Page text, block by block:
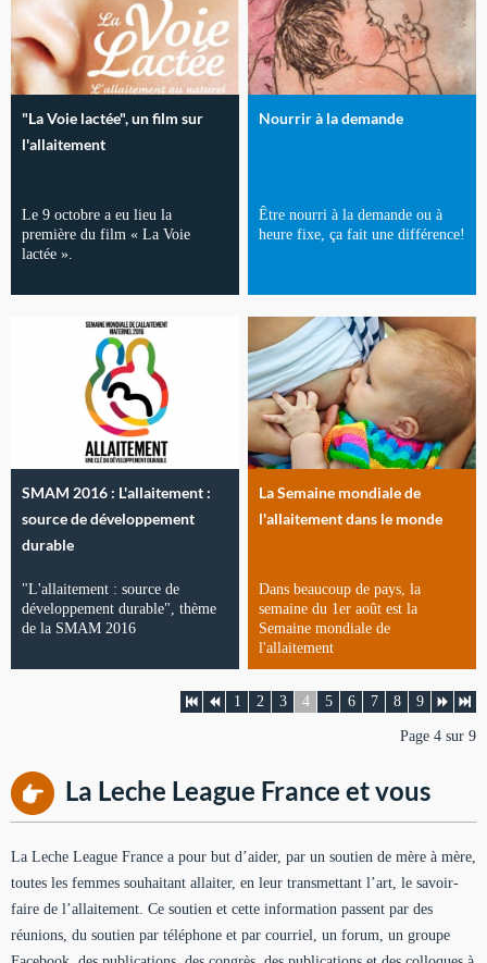
"La Voie lactée", un film sur
l'allaitement
Le 9 octobre a eu lieu la
première du film « La Voie
lactée ».
Nourrir à la demande
Être nourri à la demande ou à
heure fixe, ça fait une différence!
SMAM 2016 : L'allaitement :
source de développement
durable
"L'allaitement : source de
développement durable", thème
de la SMAM 2016
La Semaine mondiale de
l'allaitement dans le monde
Dans beaucoup de pays, la
semaine du 1er août est la
Semaine mondiale de
l'allaitement
1 2 3 4 5 6 7 8 9
Page 4 sur 9
La Leche League France et vous
La Leche League France a pour but d’aider, par un soutien de mère à mère,
toutes les femmes souhaitant allaiter, en leur transmettant l’art, le savoir-
faire de l’allaitement. Ce soutien et cette information passent par des
réunions, du soutien par téléphone et par courriel, un forum, un groupe